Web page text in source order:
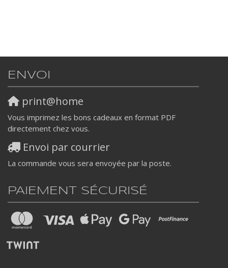
ENVOI
print@home
Vous imprimez les bons cadeaux en format PDF
directement chez vous.
Envoi par courrier
La commande vous sera envoyée par la poste.
PAIEMENT SÉCURISÉ